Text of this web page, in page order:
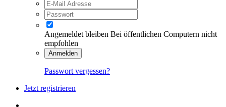
Angemeldet bleiben Bei öffentlichen Computern nicht
empfohlen
Anmelden
Passwort vergessen?
Jetzt registrieren